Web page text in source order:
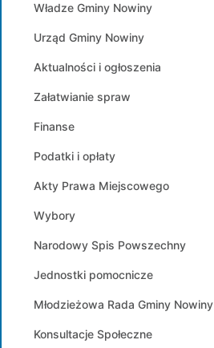
Władze Gminy Nowiny
Urząd Gminy Nowiny
Aktualności i ogłoszenia
Załatwianie spraw
Finanse
Podatki i opłaty
Akty Prawa Miejscowego
Wybory
Narodowy Spis Powszechny
Jednostki pomocnicze
Młodzieżowa Rada Gminy Nowiny
Konsultacje Społeczne